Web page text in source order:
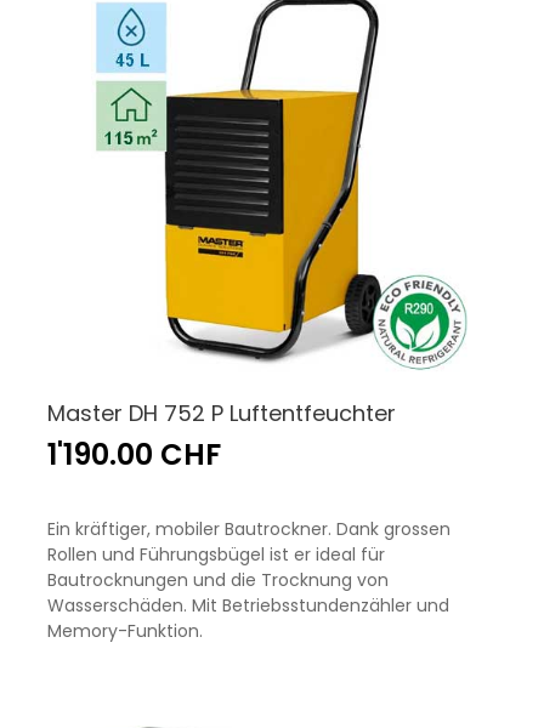
Master DH 752 P Luftentfeuchter
1'190.00 CHF
Ein kräftiger, mobiler Bautrockner. Dank grossen
Rollen und Führungsbügel ist er ideal für
Bautrocknungen und die Trocknung von
Wasserschäden. Mit Betriebsstundenzähler und
Memory-Funktion.